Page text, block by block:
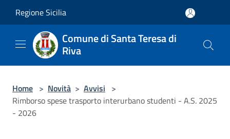
Regione Sicilia
Comune di Santa Teresa di
Riva
Home > Novità > Avvisi >
Rimborso spese trasporto interurbano studenti - A.S. 2025
- 2026